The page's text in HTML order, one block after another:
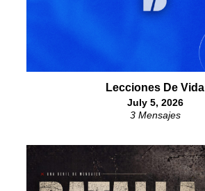
Lecciones De Vida
July 5, 2026
3 Mensajes